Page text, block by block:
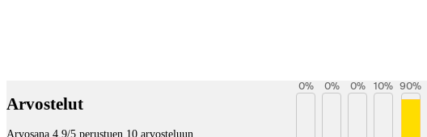
Arvostelut
Arvosana 4.9/5 perustuen 10 arvosteluun
0% 0% 0% 10% 90%